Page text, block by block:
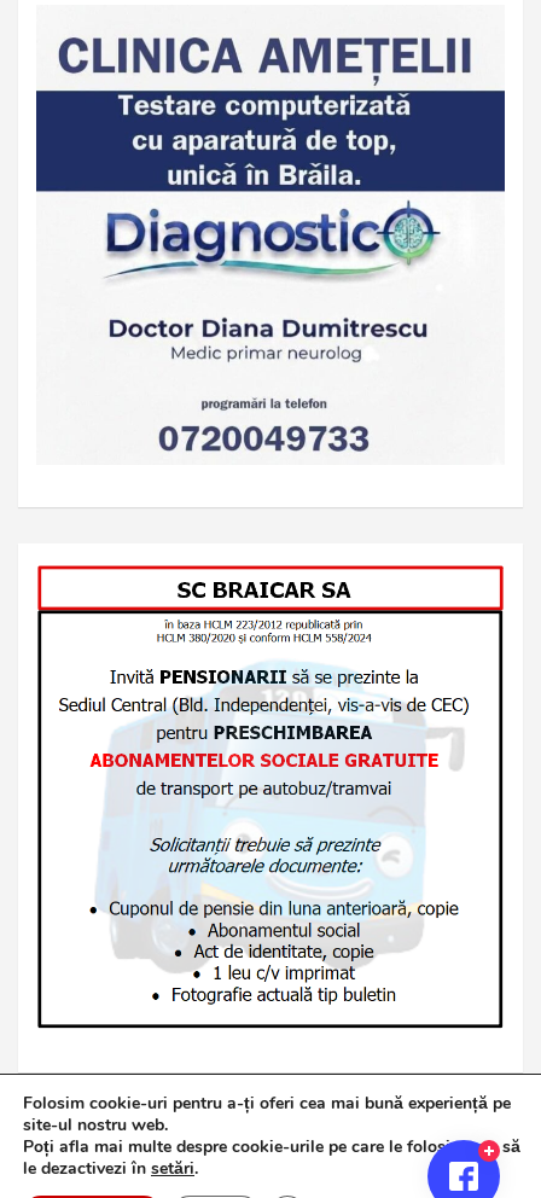
Copyright © 2026Jurnalul de Brăila
Politică de confidențialitate
Theme Horse
Folosim cookie-uri pentru a-ți oferi cea mai bună experiență pe
site-ul nostru web.
Poți afla mai multe despre cookie-urile pe care le folosim sau să
le dezactivezi în setări.